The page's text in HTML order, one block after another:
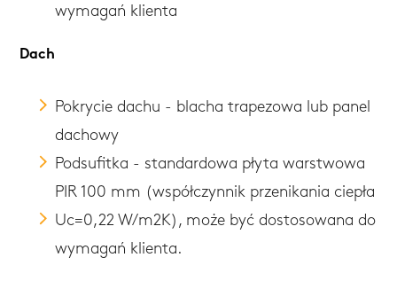
wymagań klienta
Dach
Pokrycie dachu - blacha trapezowa lub panel
dachowy
Podsufitka - standardowa płyta warstwowa
PIR 100 mm (współczynnik przenikania ciepła
Uc=0,22 W/m2K), może być dostosowana do
wymagań klienta.